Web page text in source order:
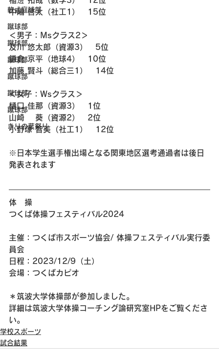
軟式庭球部
蹴球部
蹴球部
蹴球部
蹴球部
蹴球部
蹴球部
きりの葉祭り
中嶋 啓太（社工1）　15位
＜男子：Msクラス2＞
及川 悠太郎（資源3）　5位
鎌倉 京平（地球4）　10位
加藤 賢斗（総合三1）　14位
＜女子：Wsクラス＞
樋口 佳那（資源3）　1位
山崎 　葵（資源2）　2位
小野塚 智美（社工1）　12位
※日本学生選手権出場となる関東地区選考通過者は後日
発表されます
体　操
つくば体操フェスティバル2024
主催：つくば市スポーツ協会/ 体操フェスティバル実行委
員会
日程：2023/12/9（土）
会場：つくばカピオ
＊筑波大学体操部が参加しました。
詳細は筑波大学体操コーチング論研究室HPをご覧くださ
い。
学校スポーツ
試合結果